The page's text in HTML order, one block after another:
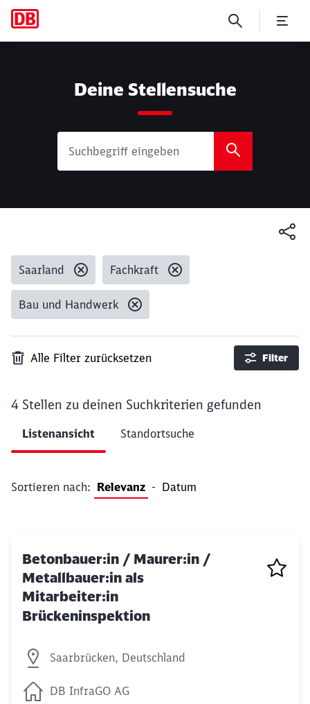
Deine Stellensuche
Gesetzte Filter:
Saarland Fachkraft
Bau und Handwerk
4 Stellen zu deinen Suchkriterien gefunden
Alle Filter zurücksetzen Filter
ListenansichtErgebnisse pro Seite 10
Standortsuche
Sortieren nach: Relevanz - Datum
Betonbauer:in / Maurer:in /
Metallbauer:in als
Mitarbeiter:in
Brückeninspektion
Saarbrücken, Deutschland
DB InfraGO AG